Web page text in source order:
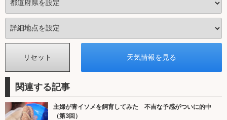
関連する記事
主婦が青イソメを飼育してみた 不吉な予感がついに的中
（第3回）